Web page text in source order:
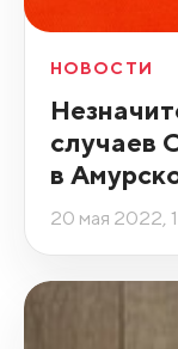
НОВОСТИ
случаев
в
20 мая 2022,